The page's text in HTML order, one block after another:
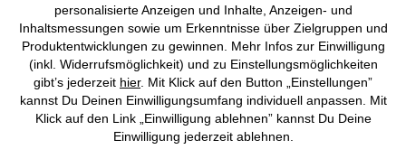
Mehr von bonprix auf
Preisangaben inkl. gesetzl. MwSt. und zzgl.Service- &
Versandkosten
personalisierte Anzeigen und Inhalte, Anzeigen- und
Inhaltsmessungen sowie um Erkenntnisse über Zielgruppen und
Produktentwicklungen zu gewinnen. Mehr Infos zur Einwilligung
(inkl. Widerrufsmöglichkeit) und zu Einstellungsmöglichkeiten
gibt’s jederzeit hier. Mit Klick auf den Button „Einstellungen”
kannst Du Deinen Einwilligungsumfang individuell anpassen. Mit
Klick auf den Link „Einwilligung ablehnen” kannst Du Deine
Einwilligung jederzeit ablehnen.